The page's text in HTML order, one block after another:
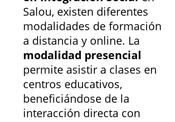
Salou, existen diferentes
modalidades de formación
a distancia y online. La
modalidad presencial
permite asistir a clases en
centros educativos,
beneficiándose de la
interacción directa con